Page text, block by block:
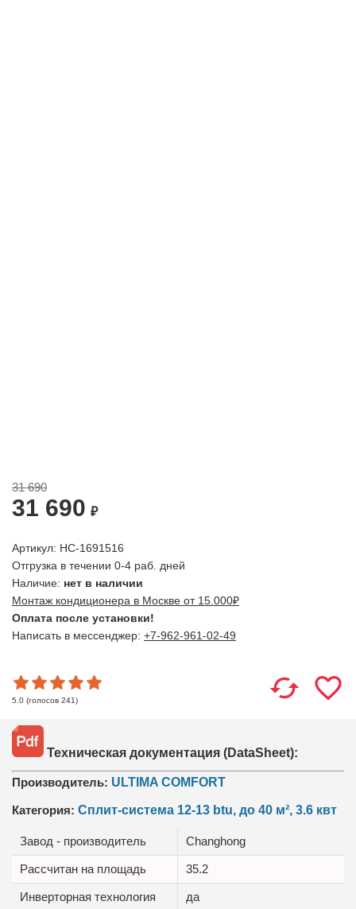
31 690
31 690 ₽
Артикул: НС-1691516
Отгрузка в течении 0-4 раб. дней
Наличие: нет в наличии
Монтаж кондиционера в Москве от 15.000₽
Оплата после установки!
Написать в мессенджер: +7-962-961-02-49
5.0 (голосов 241)
Техническая документация (DataSheet):
Производитель: ULTIMA COMFORT
Категория: Сплит-система 12-13 btu, до 40 м², 3.6 квт
Завод - производитель Changhong
Рассчитан на площадь 35.2
Инверторная технология да